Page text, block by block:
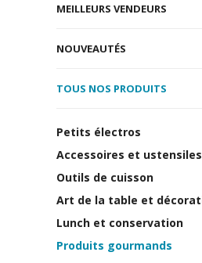
MEILLEURS VENDEURS
NOUVEAUTÉS
TOUS NOS PRODUITS
Petits électros
Accessoires et ustensiles
Outils de cuisson
Art de la table et
Lunch et conservation
Produits gourmands